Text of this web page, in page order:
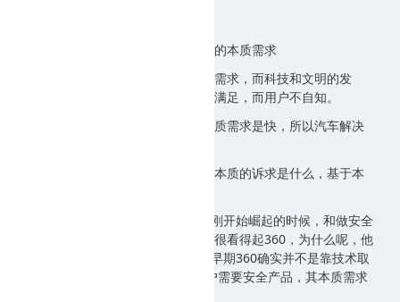
下面说另一个重要思路，把握用户的本质需求
用户往往基于自己的历史经验提出需求，而科技和文明的发
展，可能对用户的诉求有了更好的满足，而用户不自知。
在历史上，用户需要更快的马，本质需求是快，所以汽车解决
我们看用户描述的需求，要理解他本质的诉求是什么，基于本
下面举一个特别经典的例子，360刚开始崛起的时候，和做安全
的聊天，那时候一些安全高手不是很看得起360，为什么呢，他
们说，360技术不咋样，实话说，早期360确实并不是靠技术取
胜的。 那我就问了一个问题，用户需要安全产品，其本质需求